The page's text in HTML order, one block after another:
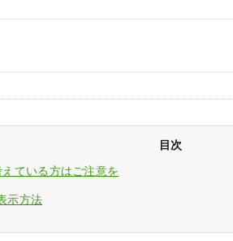
目次
ている方はご注意を
示方法